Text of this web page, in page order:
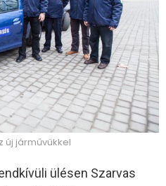
új járművükkel
ülésen Szarvas